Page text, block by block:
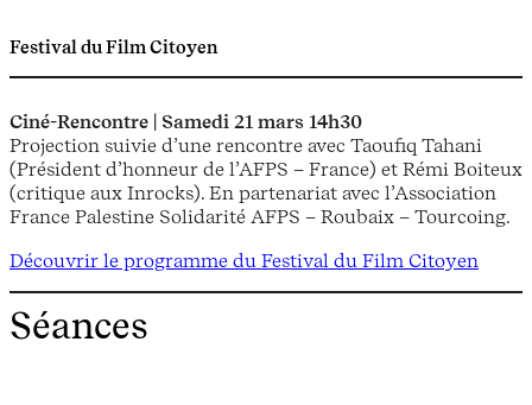
Festival du Film Citoyen
Ciné-Rencontre | Samedi 21 mars 14h30
Projection suivie d’une rencontre avec Taoufiq Tahani
(Président d’honneur de l’AFPS – France) et Rémi Boiteux
(critique aux Inrocks). En partenariat avec l’Association
France Palestine Solidarité AFPS – Roubaix – Tourcoing.
Découvrir le programme du Festival du Film Citoyen
Séances